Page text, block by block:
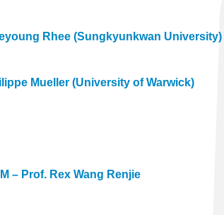
Rhee (Sungkyunkwan University)
Mueller (University of Warwick)
– Prof. Rex Wang Renjie